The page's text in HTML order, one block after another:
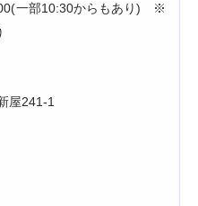
一部10:30からもあり) ※
屋241-1